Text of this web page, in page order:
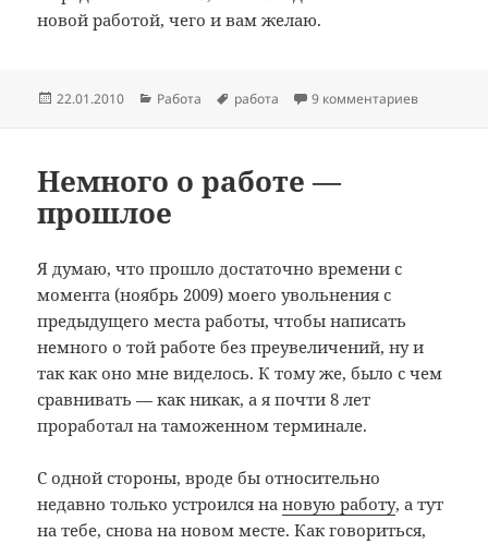
новой работой, чего и вам желаю.
Опубликовано
22.01.2010 Рубрики
Работа Метки
работа 9 комментариев
Немного о работе —
прошлое
Я думаю, что прошло достаточно времени с
момента (ноябрь 2009) моего увольнения с
предыдущего места работы, чтобы написать
немного о той работе без преувеличений, ну и
так как оно мне виделось. К тому же, было с чем
сравнивать — как никак, а я почти 8 лет
проработал на таможенном терминале.
С одной стороны, вроде бы относительно
недавно только устроился нановую работу, а тут
на тебе, снова на новом месте. Как говориться,